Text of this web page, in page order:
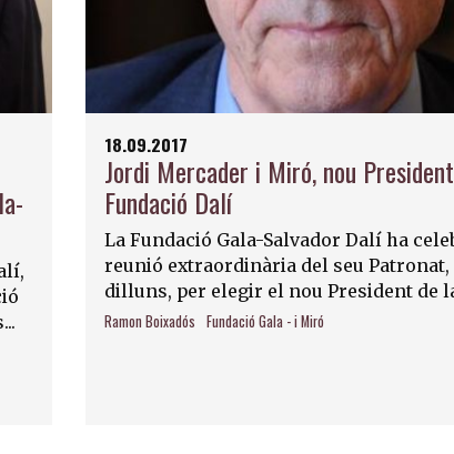
18.09.2017
Jordi Mercader i Miró, nou
Fundació Dalí
La Fundació Gala-Salvador Dalí ha
reunió extraordinària del seu Patronat,
dilluns, per elegir el nou President de
Ramon Boixadós Fundació Gala - i Miró